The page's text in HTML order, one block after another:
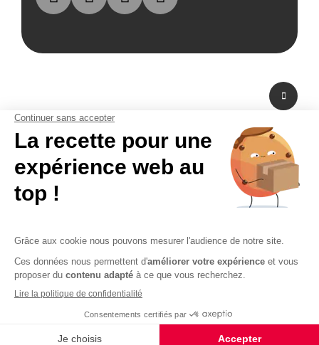
A propos de nous
Fabricant de PLV en carton et fabricant de stand modulaire, Bikom est situé
dans les Yvelines en Ile-de-France. A peine à 20 mn de Paris La Défense,
Bikom peut fabriquer et livrer dans l'urgence. Proposant une large gamme
de produits et services, de la création graphique à la fabrication en passant
16 ans, Bikom accompagne les entreprises pour communiquer efficacement
Politique de confidentialité
Plan du site
© 2026 - Logiciel e-commerce par PrestaShop™